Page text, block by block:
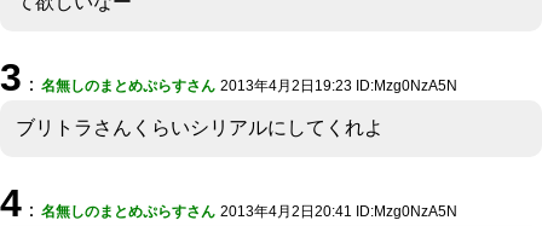
3 ： 名無しのまとめぷらすさん 2013年4月2日19:23 ID:Mzg0NzA5N
ブリトラさんくらいシリアルにしてくれよ
4 ： 名無しのまとめぷらすさん 2013年4月2日20:41 ID:Mzg0NzA5N